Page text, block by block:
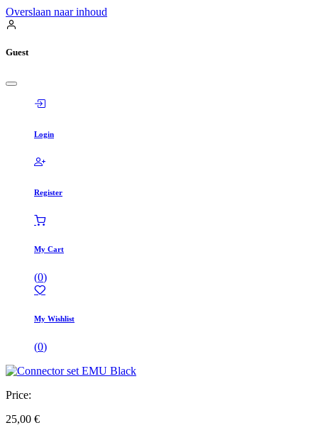
Overslaan naar inhoud
Guest
Login
Register
My Cart
(0)
My Wishlist
(0)
Price:
25,00 €